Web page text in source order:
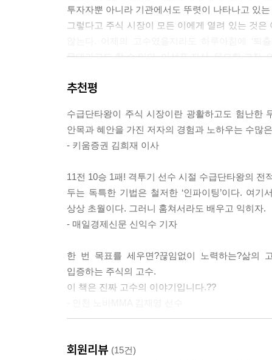
투자자뿐 아니라 기관에서도 뚜렷이 나타나고 있
그렇다고 주식 시장이 모든 이에게 열려 있는 것
무대라고도 할 수 있다. 어설픈 지식, 무모한 고집,
세 번의 실패와 한 번의 성공
90%의 개인 투자자들이 실패를 겪는다는 통계
경우도 많다. 심기일전해서 다시 무대에 오르기도
수급단타왕의 성공 뒤에도 무려 세 번의 뼈아픈
반년도 안 되어 무려 2억 원이라는 거액의 투자
재도전했다. 그러나 생활비 압박 등으로 마인드
세 번의 실패로 투자금은 바닥났고 빚까지 지며
열정과 노력으로 도전했던 그때의 모습을 다시
번째 도전 끝에 성공을 쟁취한다.
추천평
수급단타왕이 주식 시장이란 광활하고도 험난한
안목과 혜안을 가진 저자의 경험과 노하우는 수많
- 키움증권 김희재 이사
11전 10승 1패! 격투기 선수 시절 수급단타왕의 전
두는 독특한 기법은 철저한 ‘인파이팅’이다. 여
상상 초월이다. 그러니 훔쳐서라도 배우고 익히자.
- 매일경제신문 신익수 기자
한 번 목표를 세우면?끊임없이 노력하는?삶의
입증하는 주식의 고수.
이 책은 진짜 고수의 이야기입니다.??
‘나도 할 수 있다’는 자신감까지 얻는다. 지식은 물
회원리뷰 (15건)